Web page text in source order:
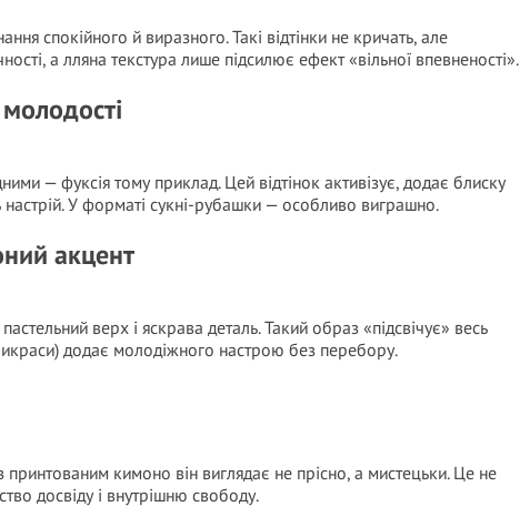
спокійного й виразного. Такі відтінки не кричать, але
а лляна текстура лише підсилює ефект «вільної впевненості».
молодості
— фуксія тому приклад. Цей відтінок активізує, додає блиску
настрій. У форматі сукні-рубашки — особливо виграшно.
акцент
верх і яскрава деталь. Такий образ «підсвічує» весь
додає молодіжного настрою без перебору.
принтованим кимоно він виглядає не прісно, а мистецьки. Це не
досвіду і внутрішню свободу.